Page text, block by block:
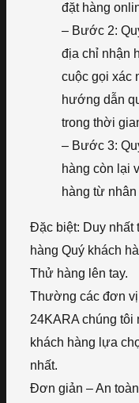
đặt hàng
– Bước 2:
địa chỉ nhận
cuộc gọi xác
hướng dẫn
trong thời
– Bước 3:
hàng còn lại
hàng từ
Đặc biệt: Duy nhất
hàng Quý khách
Thử hàng lên tay.
Thường các đơn vị
24KARA chúng tôi
khách hàng lựa
nhất.
Đơn giản – An